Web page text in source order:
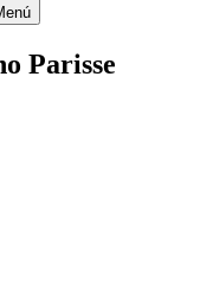
Parisse